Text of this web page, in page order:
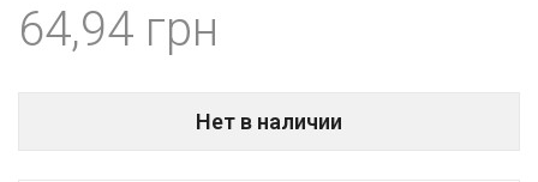
64,94
Нет в наличии